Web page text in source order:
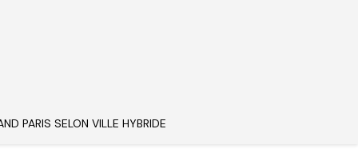
PARIS SELON VILLE HYBRIDE